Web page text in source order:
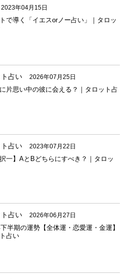
2023年04月15日
で導く「イエスorノー占い」｜タロッ
占い 2026年07月25日
片思い中の彼に会える？｜タロット占
占い 2023年07月22日
択一】AとBどちらにすべき？｜タロッ
占い 2026年06月27日
半期の運勢【全体運・恋愛運・金運】
占い